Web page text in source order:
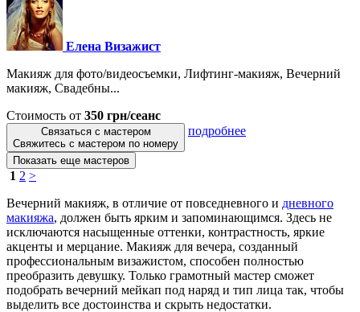
Елена Визажист
Макияж для фото/видеосъемки, Лифтинг-макияж, Вечерний
макияж, Свадебны...
Стоимость от 350 грн/сеанс
Связаться с мастером
Свяжитесь с мастером по номеру
подробнее
Показать еще мастеров
1 2 >
Вечерний макияж, в отличие от повседневного и дневного
макияжа, должен быть ярким и запоминающимся. Здесь не
исключаются насыщенные оттенки, контрастность, яркие
акценты и мерцание. Макияж для вечера, созданный
профессиональным визажистом, способен полностью
преобразить девушку. Только грамотный мастер сможет
подобрать вечерний мейкап под наряд и тип лица так, чтобы
выделить все достоинства и скрыть недостатки.